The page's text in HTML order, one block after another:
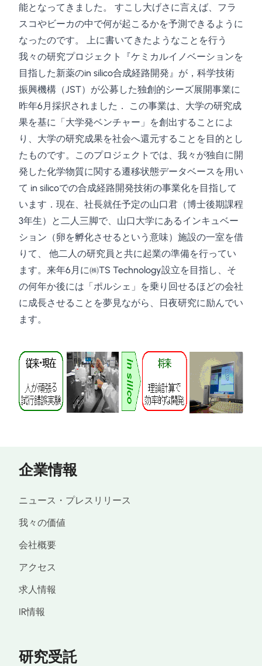
能となってきました。 すこし大げさに言えば、フラ
スコやビーカの中で何が起こるかを予測できるように
なったのです。 上に書いてきたようなことを行う
我々の研究プロジェクト『ケミカルイノベーションを
目指した新薬のin silico合成経路開発』が，科学技術
振興機構（JST）が公募した独創的シーズ展開事業に
昨年6月採択されました． この事業は、大学の研究成
果を基に「大学発ベンチャー」を創出することによ
り、大学の研究成果を社会へ還元することを目的とし
たものです。このプロジェクトでは、我々が独自に開
発した化学物質に関する遷移状態データベースを用い
て in silicoでの合成経路開発技術の事業化を目指して
います．現在、社長就任予定の山口君（博士後期課程
3年生）と二人三脚で、山口大学にあるインキュベー
ション（卵を孵化させるという意味）施設の一室を借
りて、 他二人の研究員と共に起業の準備を行ってい
ます。来年6月に㈱TS Technology設立を目指し、そ
の何年か後には「ポルシェ」を乗り回せるほどの会社
に成長させることを夢見ながら、日夜研究に励んでい
ます。
企業情報
ニュース・プレスリリース
我々の価値
会社概要
アクセス
求人情報
IR情報
研究受託